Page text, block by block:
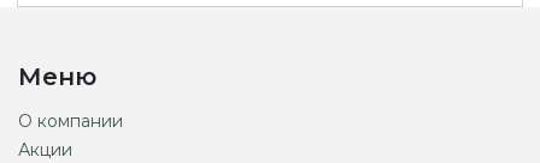
Меню
О компании
Акции